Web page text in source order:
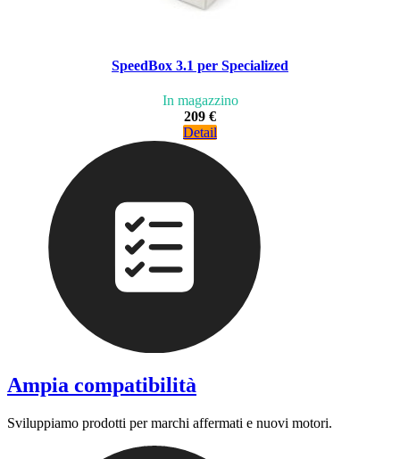
SpeedBox 3.1 per Specialized
In magazzino
209 €
Detail
Ampia compatibilità
Sviluppiamo prodotti per marchi affermati e nuovi motori.